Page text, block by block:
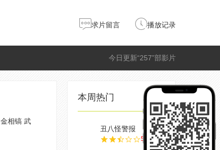
求片留言 播放记录
今日更新“257”部影片
金相镐 武
本周热门
丑八怪警报
5.0